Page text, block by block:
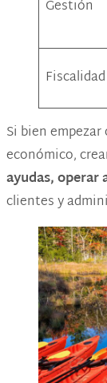
Gestión
Fiscalidad
Si bien
económico,
ayudas, operar
clientes y